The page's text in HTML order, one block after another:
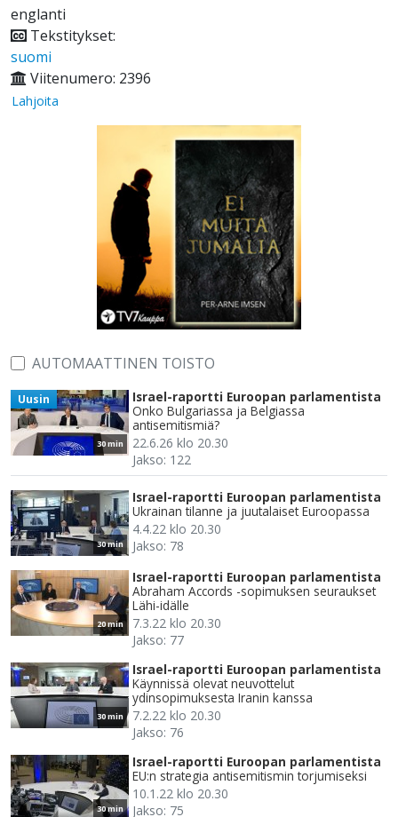
englanti
Tekstitykset:
suomi
Viitenumero: 2396
Lahjoita
AUTOMAATTINEN TOISTO
30 min
Uusin
Israel-raportti Euroopan parlamentista
Onko Bulgariassa ja Belgiassa
antisemitismiä?
22.6.26 klo 20.30
Jakso: 122
30 min
Israel-raportti Euroopan parlamentista
Ukrainan tilanne ja juutalaiset Euroopassa
4.4.22 klo 20.30
Jakso: 78
20 min
Israel-raportti Euroopan parlamentista
Abraham Accords -sopimuksen seuraukset
Lähi-idälle
7.3.22 klo 20.30
Jakso: 77
30 min
Israel-raportti Euroopan parlamentista
Käynnissä olevat neuvottelut
ydinsopimuksesta Iranin kanssa
7.2.22 klo 20.30
Jakso: 76
30 min
Israel-raportti Euroopan parlamentista
EU:n strategia antisemitismin torjumiseksi
10.1.22 klo 20.30
Jakso: 75